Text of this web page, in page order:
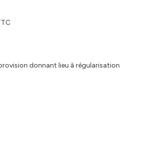
donnant lieu à régularisation